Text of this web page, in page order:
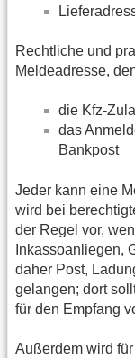
Rechtliche und
Meldeadresse,
die Kfz-
das
Bankpost
Jeder kann eine
wird bei
der Regel vor,
Inkassoanliegen,
daher Post,
gelangen; dort
für den Empfang
Außerdem wird